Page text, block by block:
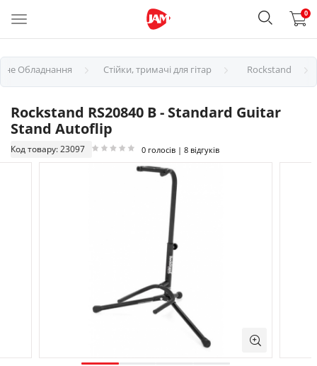
0
Обладнання Стійки, тримачі для гітар Rockstand
Rockstand RS20840 B - Standard Guitar
Stand Autoflip
Код товару: 23097 0 голосів | 8 відгуків